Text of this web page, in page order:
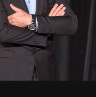
Alil Vardar